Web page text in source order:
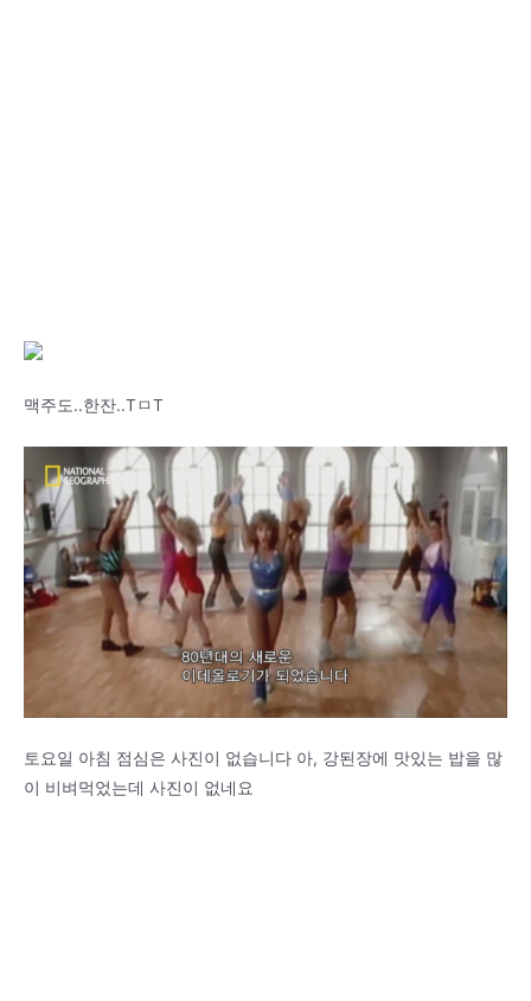
맥주도..한잔..TㅁT
토요일 아침 점심은 사진이 없습니다 아, 강된장에 맛있는 밥을 많
이 비벼먹었는데 사진이 없네요